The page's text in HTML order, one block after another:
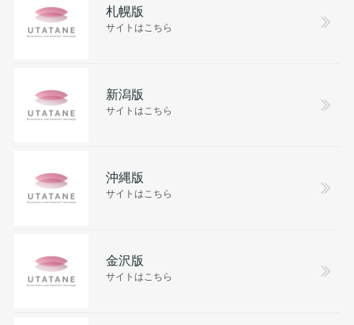
札幌版
サイトはこちら
新潟版
サイトはこちら
沖縄版
サイトはこちら
金沢版
サイトはこちら